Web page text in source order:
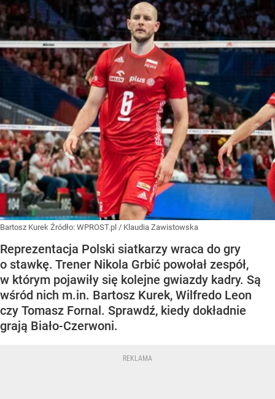
Bartosz Kurek Źródło: WPROST.pl / Klaudia Zawistowska
Reprezentacja Polski siatkarzy wraca do gry
o stawkę. Trener Nikola Grbić powołał zespół,
w którym pojawiły się kolejne gwiazdy kadry. Są
wśród nich m.in. Bartosz Kurek, Wilfredo Leon
czy Tomasz Fornal. Sprawdź, kiedy dokładnie
grają Biało-Czerwoni.